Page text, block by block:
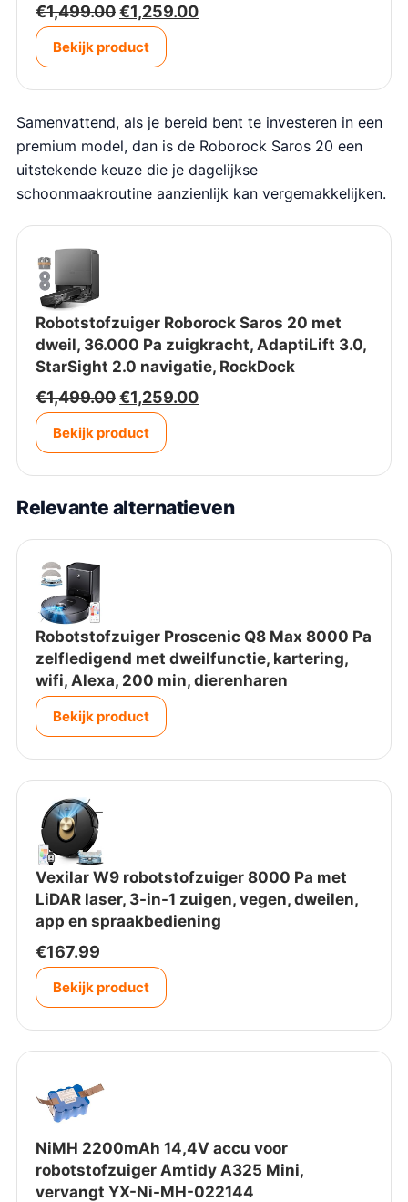
€1,499.00O
o
r
s
p
o
n
k
e
p
r
i
j
s
w
a
s
€
1
.
0
0
.
€1,259.00H
i
g
e
p
r
i
€
1
,
5
0
.
Bekijk product
Samenvattend, als je bereid bent te investeren in een
premium model, dan is de Roborock Saros 20 een
uitstekende keuze die je dagelijkse
schoonmaakroutine aanzienlijk kan vergemakkelijken.
Robotstofzuiger Roborock Saros 20 met
dweil, 36.000 Pa zuigkracht, AdaptiLift 3.0,
StarSight 2.0 navigatie, RockDock
€1,499.00O
o
r
s
p
r
n
j
k
e
p
r
:
€
1
4
9
9
.
0
€1,259.00H
i
g
p
i
s
:
0
.
Bekijk product
Relevante alternatieven
Robotstofzuiger Proscenic Q8 Max 8000 Pa
zelfledigend met dweilfunctie, kartering,
wifi, Alexa, 200 min, dierenharen
Bekijk product
Vexilar W9 robotstofzuiger 8000 Pa met
LiDAR laser, 3-in-1 zuigen, vegen, dweilen,
app en spraakbediening
€167.99
Bekijk product
NiMH 2200mAh 14,4V accu voor
robotstofzuiger Amtidy A325 Mini,
vervangt YX-Ni-MH-022144